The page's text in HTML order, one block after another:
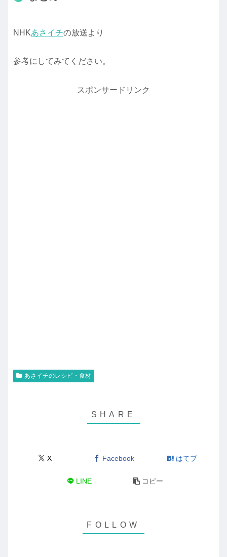
NHKあさイチの放送より
参考にしてみてください。
スポンサードリンク
あさイチのレシピ・食材
X Facebook はてブ
LINE コピー